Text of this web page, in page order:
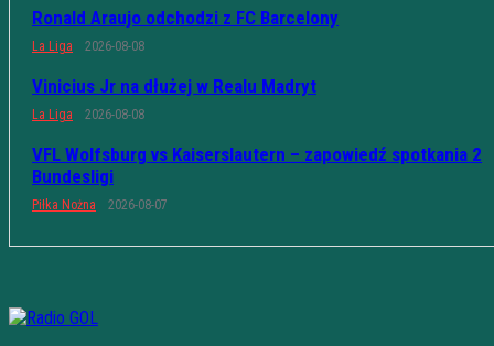
Ronald Araujo odchodzi z FC Barcelony
La Liga 2026-08-08
Vinicius Jr na dłużej w Realu Madryt
La Liga 2026-08-08
VFL Wolfsburg vs Kaiserslautern – zapowiedź spotkania 2
Bundesligi
Piłka Nożna 2026-08-07